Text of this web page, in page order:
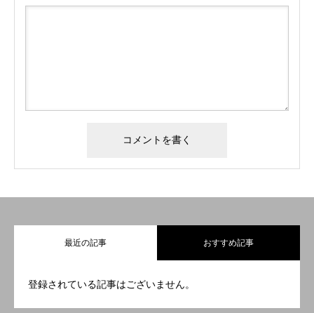
最近の記事 おすすめ記事
登録されている記事はございません。